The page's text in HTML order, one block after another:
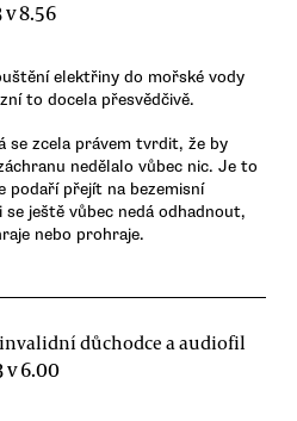
8.56
elektřiny do mořské vody
to docela přesvědčivě.
se zcela právem tvrdit, že by
nedělalo vůbec nic. Je to
podaří přejít na bezemisní
ještě vůbec nedá odhadnout,
nebo prohraje.
důchodce a audiofil
v 6.00